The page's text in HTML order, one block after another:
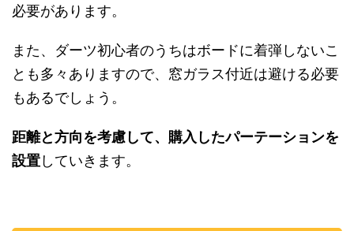
必要があります。
また、ダーツ初心者のうちはボードに着弾しないこ
とも多々ありますので、窓ガラス付近は避ける必要
もあるでしょう。
距離と方向を考慮して、購入したパーテーションを
設置していきます。